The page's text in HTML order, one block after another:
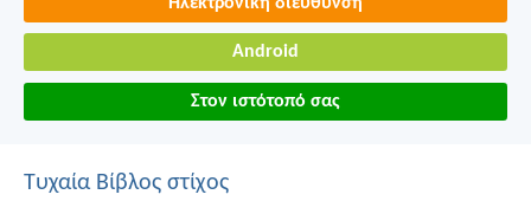
Android
Στον ιστότοπό σας
Τυχαία Βίβλος στίχος